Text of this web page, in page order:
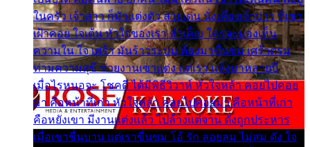
ในครัว เจ้าสาว ก็มัวแต่งตัว สวยเด่น นั่งเคียงเจ้าบ่าว ที่เขา
เฝ้าคอย ใจเต้น หัวใจของเรา ลำเค็ญ ใครจะมองเห็น
ความใน ใจ เศร้า มันร้าวระบม ต้องมาขื่นขม เศร้าตรม
ท่ามความสุขี ช่วยงานเขาแต่ง แต่เรา แล้งมาหลายปี
เมื่อไรหนอจะ โชคดี ได้มีพิธีวิวาห์ หัวใจหล้า คอยไปคอย
มา คือหน้าที่เก่า หัวใจหล้า คอยไปคอยมา คือหน้าที่เก่า
คือหยังเขา มีงานแต่งแล้ว ไปล้างแต่จาน ดั่งถูกประหาร
เมื่อเขาชื่นบาน แต่เราขื่นขม โอ้ รัก ลอยลม ไม่สม ดัง ใจ